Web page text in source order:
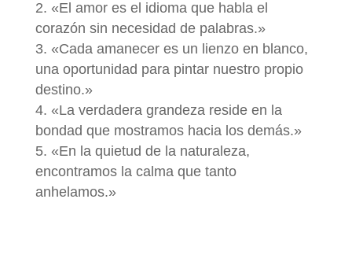
«El amor es el idioma que habla el
corazón sin necesidad de palabras.»
«Cada amanecer es un lienzo en blanco,
una oportunidad para pintar nuestro propio
destino.»
«La verdadera grandeza reside en la
bondad que mostramos hacia los demás.»
«En la quietud de la naturaleza,
encontramos la calma que tanto
anhelamos.»